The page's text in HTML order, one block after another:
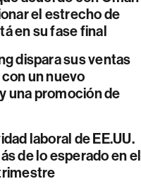
el estrecho de
en su fase final
dispara sus ventas
con un nuevo
una promoción de
laboral de EE.UU.
de lo esperado en el